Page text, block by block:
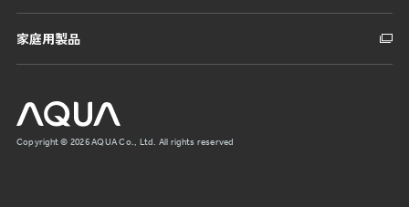
家庭用製品
Copyright © 2026 AQUA Co., Ltd. All rights reserved